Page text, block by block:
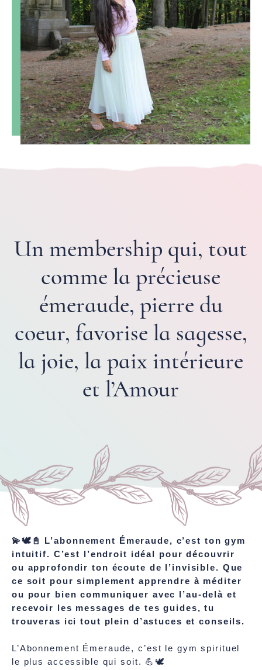
Un membership qui, tout
comme la précieuse
émeraude, pierre du
coeur, favorise la sagesse,
la joie, la paix intérieure
et l’Amour
💫🕊️📓 L’abonnement Émeraude, c’est ton gym
intuitif. C’est l’endroit idéal pour découvrir
ou approfondir ton écoute de l’invisible. Que
ce soit pour simplement apprendre à méditer
ou pour bien communiquer avec l’au-delà et
recevoir les messages de tes guides, tu
trouveras ici tout plein d’astuces et conseils.
L’Abonnement Émeraude, c’est le gym spirituel
le plus accessible qui soit. 💪🕊️